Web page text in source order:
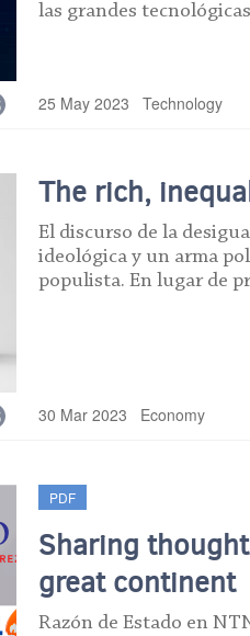
las grandes
25 May 2023 Technology
The rich,
El discurso de la
ideológica y un arma
populista. En lugar de
30 Mar 2023 Economy
PDF
Sharing
great continent
Razón de Estado en